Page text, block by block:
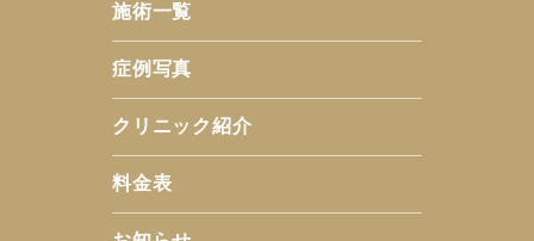
施術一覧
症例写真
クリニック紹介
料金表